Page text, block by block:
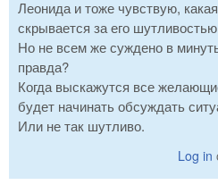
Леонида и тоже чувствую,
скрывается за его
Но не всем же суждено в
правда?
Когда выскажутся все
будет начинать обсуждать
Или не так шутливо.
Log in